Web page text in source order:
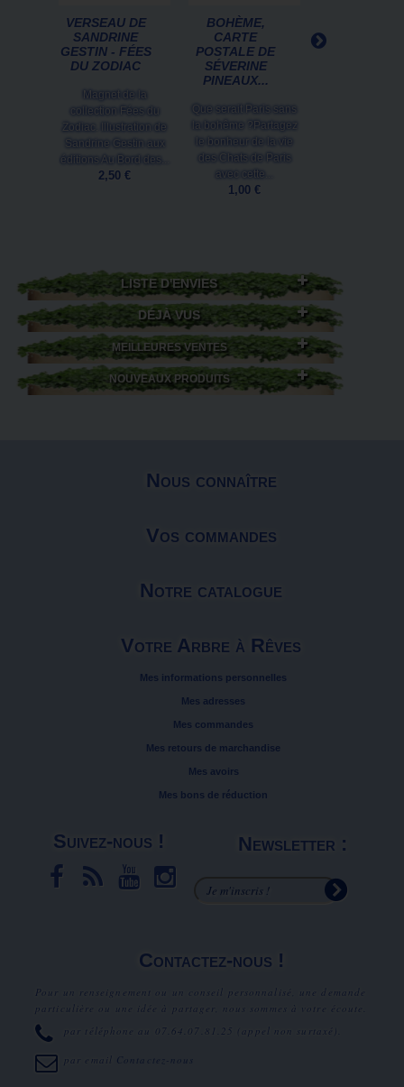
VERSEAU DE
SANDRINE
GESTIN - FÉES
DU ZODIAC
Magnet de la
collection Fées du
Zodiac. Illustration de
Sandrine Gestin aux
éditions Au Bord des...
2,50 €
BOHÈME,
CARTE
POSTALE DE
SÉVERINE
PINEAUX...
Que serait Paris sans
la bohême ?Partagez
le bonheur de la vie
des Chats de Paris
avec cette...
1,00 €
CHATANAS
LISTE D'ENVIES
DÉJÀ VUS
MEILLEURES VENTES
NOUVEAUX PRODUITS
Nous connaître
Vos commandes
Notre catalogue
Votre Arbre à Rêves
Mes informations personnelles
Mes adresses
Mes commandes
Mes retours de marchandise
Mes avoirs
Mes bons de réduction
Suivez-nous ! Newsletter :
Contactez-nous !
Pour un renseignement ou un conseil personnalisé, une demande
particulière ou une idée à partager, nous sommes à votre écoute.
par téléphone au
07.64.07.81.25 (appel non surtaxé).
par email Contactez-nous